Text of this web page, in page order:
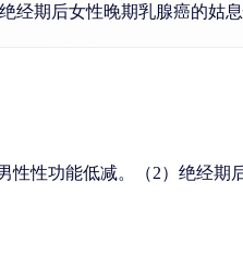
经期后女性晚期乳腺癌的姑
性性功能低减。（2）绝经